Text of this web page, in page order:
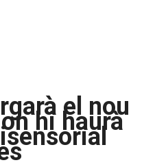
el nou
hi haurà